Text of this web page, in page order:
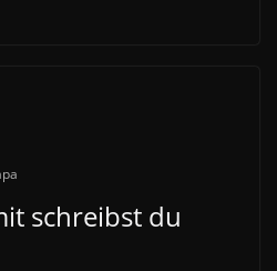
schreibst du